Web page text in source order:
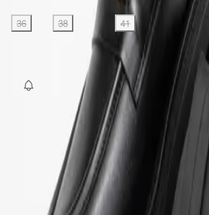
36 38 41
SEPETE EKLE
Fırsat Kombini Componenti Buraya Gelecek
ÜRÜN HAKKINDA